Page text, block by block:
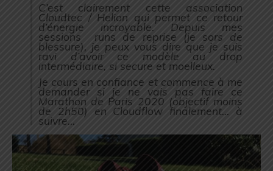
C’est clairement cette association
Cloudtec / Helion qui permet ce retour
d’énergie incroyable. Depuis mes
sessions runs de reprise (je sors de
blessure), je peux vous dire que je suis
ravi d’avoir ce modèle au drop
intermédiaire, si secure et moelleux.
Je cours en confiance et commence à me
demander si je ne vais pas faire ce
Marathon de Paris 2020 (objectif moins
de 2h50) en Cloudflow finalement… à
suivre…